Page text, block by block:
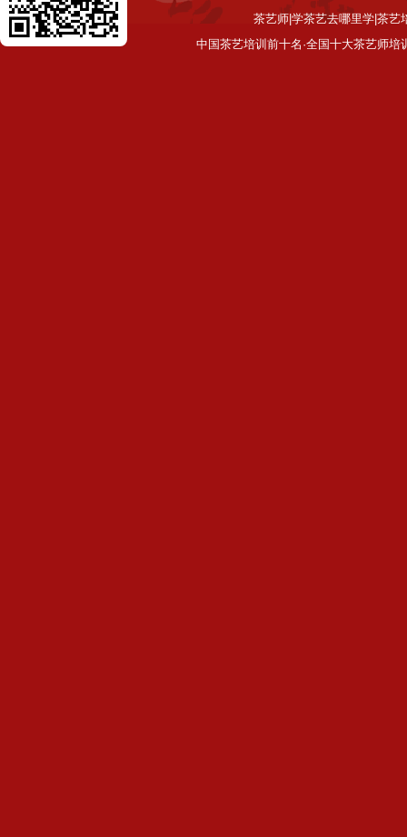
茶艺师|学茶艺去哪里学|茶艺
中国茶艺培训前十名·全国十大茶艺师培